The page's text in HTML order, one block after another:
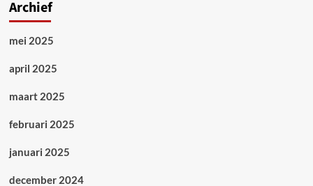
Archief
mei 2025
april 2025
maart 2025
februari 2025
januari 2025
december 2024